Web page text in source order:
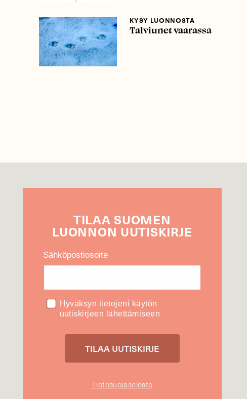
KYSY LUONNOSTA
Talviunet vaarassa
TILAASUOMEN
LUONNON UUTIS­KIRJE
Sähköpostiosoite
Hyväksyn tietojeni käytön
uutiskirjeen lähettämiseen
Tietosuojaseloste